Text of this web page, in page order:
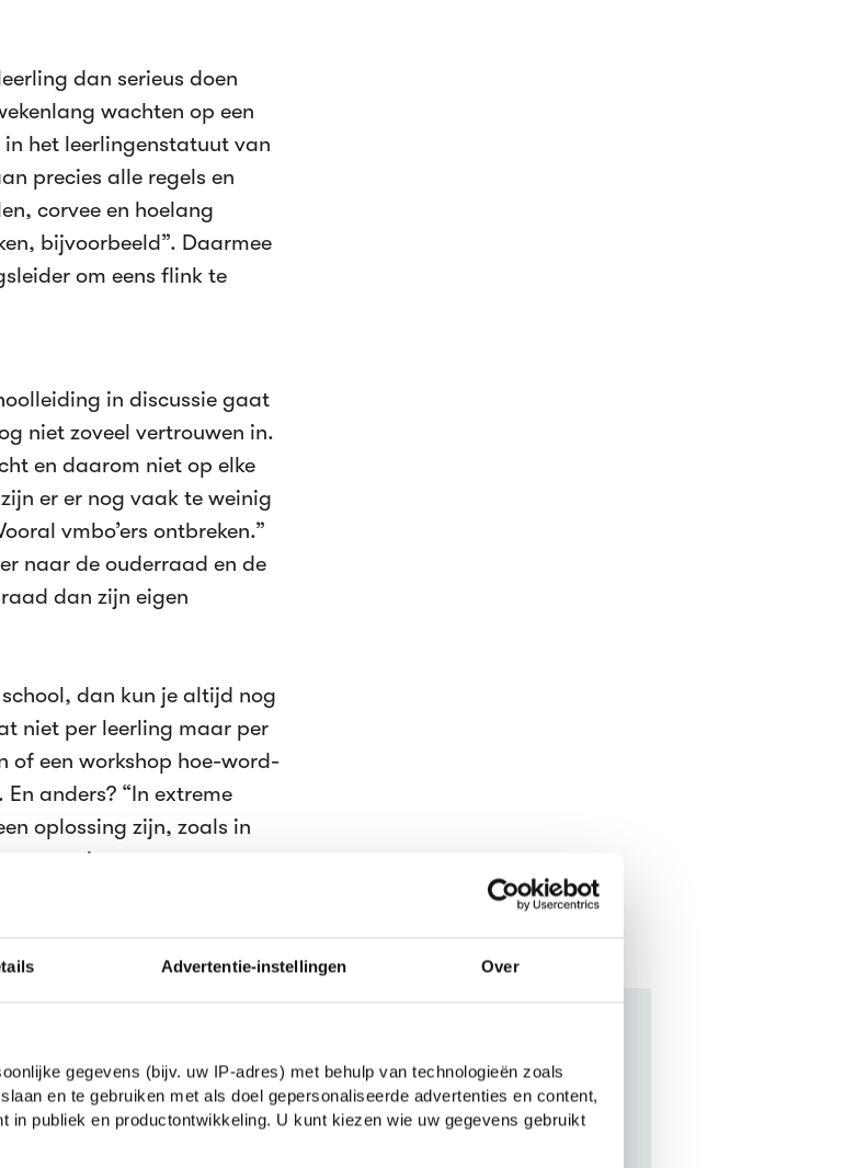
Advertentie-instellingen Over
gegevens (bijv. uw IP-adres) met behulp van technologieën zoals
en te gebruiken met als doel gepersonaliseerde advertenties en content,
in publiek en productontwikkeling. U kunt kiezen wie uw gegevens gebruikt
dan serieus doen
wachten op een
het leerlingenstatuut van
precies alle regels en
corvee en hoelang
bijvoorbeeld”. Daarmee
om eens flink te
in discussie gaat
niet zoveel vertrouwen in.
en daarom niet op elke
er er nog vaak te weinig
vmbo’ers ontbreken.”
naar de ouderraad en de
dan zijn eigen
dan kun je altijd nog
niet per leerling maar per
of een workshop hoe-word-
anders? “In extreme
oplossing zijn, zoals in
nooit.
Economie én
DeTijd. Het LAKS zoekt